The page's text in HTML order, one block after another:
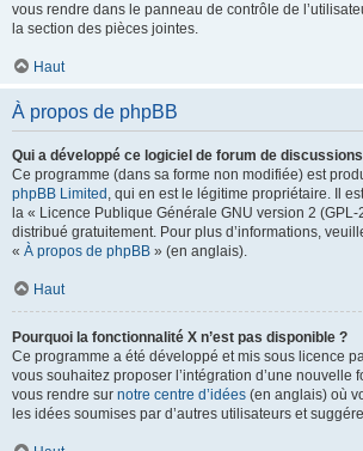
vous rendre dans le panneau de contrôle de
la section des pièces jointes.
Haut
À propos de phpBB
Qui a développé ce logiciel de forum de
Ce programme (dans sa forme non modifiée) est
phpBB Limited , qui en est le légitime propriétaire. Il
la « Licence Publique Générale GNU version 2 (GPL-
distribué gratuitement. Pour plus d’informations,
« À propos de phpBB » (en anglais).
Haut
Pourquoi la fonctionnalité X n’est pas disponible ?
Ce programme a été développé et mis sous licence
vous souhaitez proposer l’intégration d’une nouvelle
vous rendre sur notre centre d’idées (en anglais) où
les idées soumises par d’autres utilisateurs et